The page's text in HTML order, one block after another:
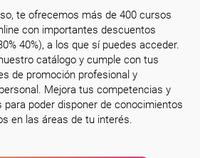
te ofrecemos más de 400 cursos
con importantes descuentos
40%), a los que sí puedes acceder.
catálogo y cumple con tus
de promoción profesional y
Mejora tus competencias y
para poder disponer de conocimientos
en las áreas de tu interés.